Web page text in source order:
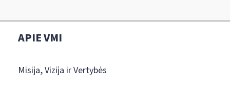
APIE VMI
Misija, Vizija ir Vertybės